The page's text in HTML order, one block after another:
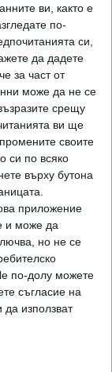
ви, както е
по-
си,
да дадете
за част от
може да не се
срещу
ви ще
своите
си по всяко
върху бутона
приложение
и може да
но не се
по-долу можете
съгласие на
да използват
представи
санкции,
вече беше
на санкциите
фон дер
срещне с
на
въпроси,
Лайен Ерик
на руски